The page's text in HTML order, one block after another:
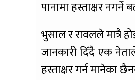
पानामा हस्ताक्षर
भुसाल र रावलले मात्रै
जानकारी दिँदै एक
हस्ताक्षर गर्न मानेका